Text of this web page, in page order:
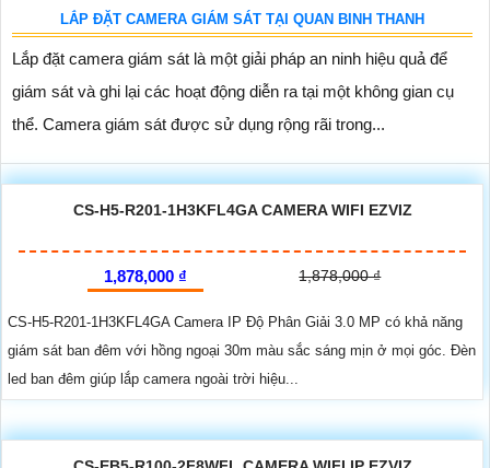
LẮP ĐẶT CAMERA GIÁM SÁT TẠI QUAN BINH THANH
Lắp đặt camera giám sát là một giải pháp an ninh hiệu quả để
giám sát và ghi lại các hoạt động diễn ra tại một không gian cụ
thể. Camera giám sát được sử dụng rộng rãi trong...
CS-H5-R201-1H3KFL4GA CAMERA WIFI EZVIZ
1,878,000 ₫ 1,878,000 ₫
CS-H5-R201-1H3KFL4GA Camera IP Độ Phân Giải 3.0 MP có khả năng
giám sát ban đêm với hồng ngoại 30m màu sắc sáng mịn ở mọi góc. Đèn
led ban đêm giúp lắp camera ngoài trời hiệu...